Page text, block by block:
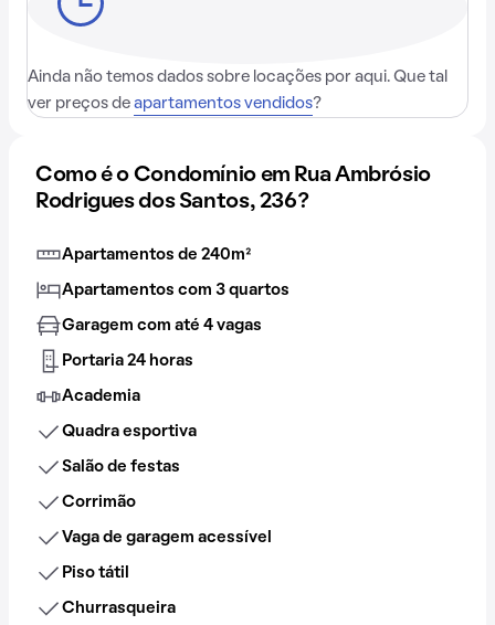
Ainda não temos dados sobre locações por aqui. Que tal
ver preços de apartamentos vendidos?
Como é o Condomínio em Rua Ambrósio
Rodrigues dos Santos, 236?
Apartamentos de 240m²
Apartamentos com 3 quartos
Garagem com até 4 vagas
Portaria 24 horas
Academia
Quadra esportiva
Salão de festas
Corrimão
Vaga de garagem acessível
Piso tátil
Churrasqueira